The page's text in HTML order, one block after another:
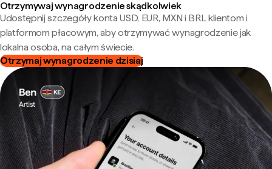
Otrzymywaj wynagrodzenie skądkolwiek
Udostępnij szczegóły konta USD, EUR, MXN i BRL klientom i
platformom płacowym, aby otrzymywać wynagrodzenie jak
lokalna osoba, na całym świecie.
Otrzymaj wynagrodzenie dzisiaj